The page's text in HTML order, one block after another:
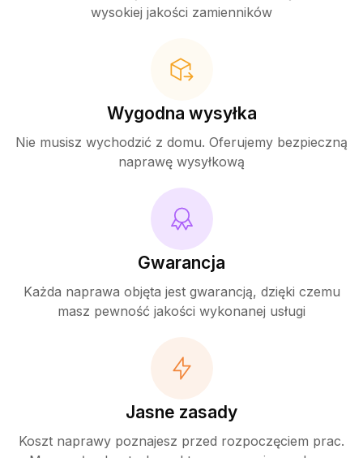
wysokiej jakości zamienników
Wygodna wysyłka
Nie musisz wychodzić z domu. Oferujemy bezpieczną
naprawę wysyłkową
Gwarancja
Każda naprawa objęta jest gwarancją, dzięki czemu
masz pewność jakości wykonanej usługi
Jasne zasady
Koszt naprawy poznajesz przed rozpoczęciem prac.